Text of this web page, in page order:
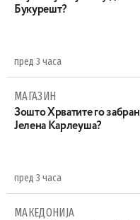
Букурешт?
пред 3 часа
МАГАЗИН
Зошто Хрватите го
Јелена Карлеуша?
пред 3 часа
МАКЕДОНИЈА